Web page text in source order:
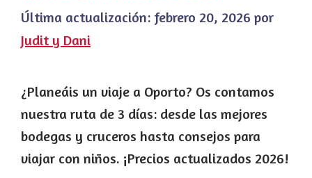
Última actualización: febrero 20, 2026 por
Judit y Dani
¿Planeáis un viaje a Oporto? Os contamos
nuestra ruta de 3 días: desde las mejores
bodegas y cruceros hasta consejos para
viajar con niños. ¡Precios actualizados 2026!